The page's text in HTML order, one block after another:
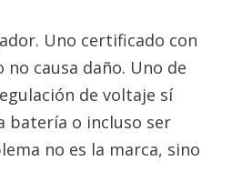
Uno certificado con
causa daño. Uno de
de voltaje sí
batería o incluso ser
no es la marca, sino